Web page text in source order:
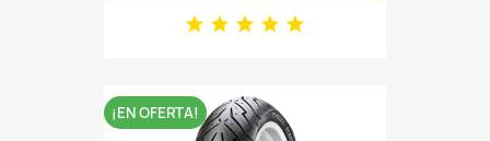
¡EN OFERTA!